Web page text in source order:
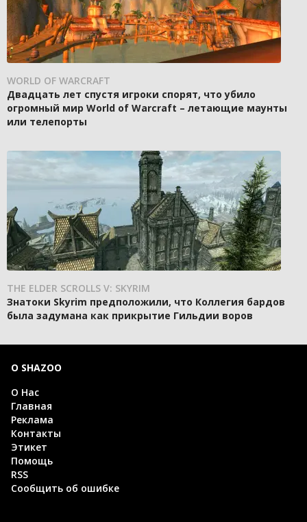
WORLD OF WARCRAFT
Двадцать лет спустя игроки спорят, что убило
огромный мир World of Warcraft – летающие маунты
или телепорты
THE ELDER SCROLLS V: SKYRIM
Знатоки Skyrim предположили, что Коллегия бардов
была задумана как прикрытие Гильдии воров
О SHAZOO
О Нас
Главная
Реклама
Контакты
Этикет
Помощь
RSS
Сообщить об ошибке